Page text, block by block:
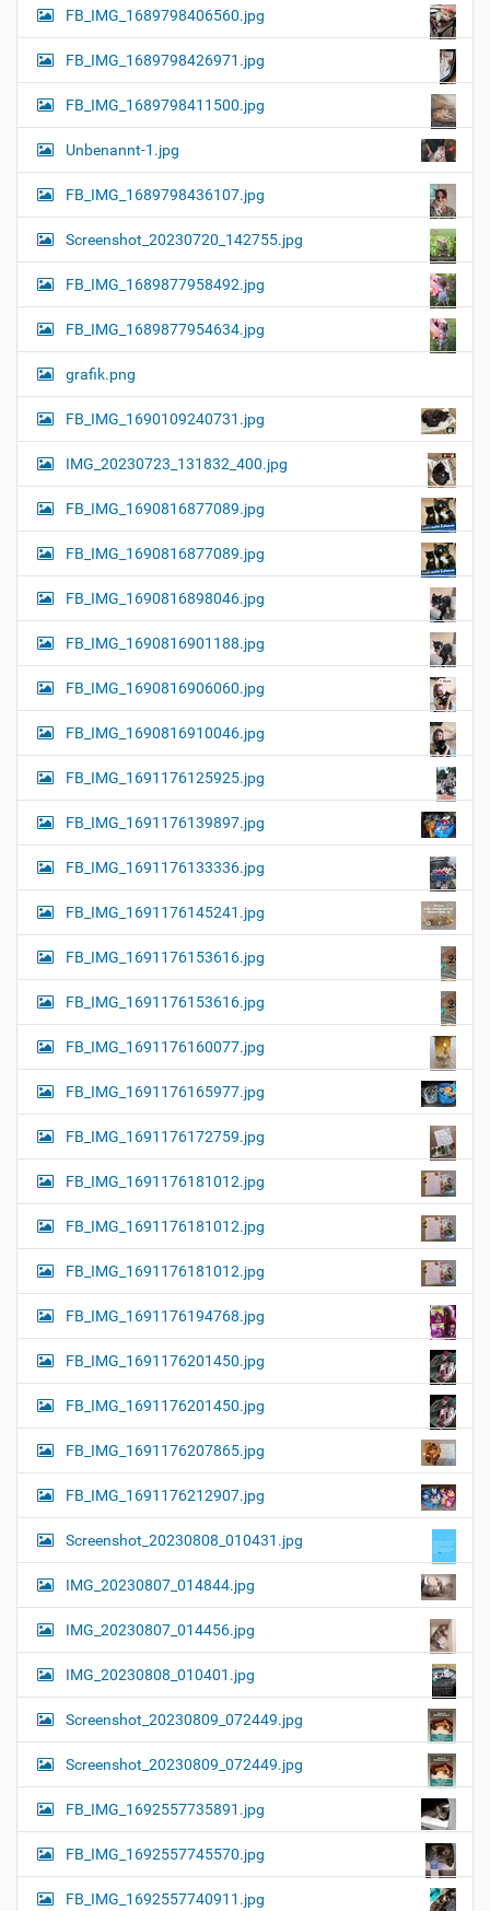
FB_IMG_1689798406560.jpg
FB_IMG_1689798426971.jpg
FB_IMG_1689798411500.jpg
Unbenannt-1.jpg
FB_IMG_1689798436107.jpg
Screenshot_20230720_142755.jpg
FB_IMG_1689877958492.jpg
FB_IMG_1689877954634.jpg
grafik.png
FB_IMG_1690109240731.jpg
IMG_20230723_131832_400.jpg
FB_IMG_1690816877089.jpg
FB_IMG_1690816877089.jpg
FB_IMG_1690816898046.jpg
FB_IMG_1690816901188.jpg
FB_IMG_1690816906060.jpg
FB_IMG_1690816910046.jpg
FB_IMG_1691176125925.jpg
FB_IMG_1691176139897.jpg
FB_IMG_1691176133336.jpg
FB_IMG_1691176145241.jpg
FB_IMG_1691176153616.jpg
FB_IMG_1691176153616.jpg
FB_IMG_1691176160077.jpg
FB_IMG_1691176165977.jpg
FB_IMG_1691176172759.jpg
FB_IMG_1691176181012.jpg
FB_IMG_1691176181012.jpg
FB_IMG_1691176181012.jpg
FB_IMG_1691176194768.jpg
FB_IMG_1691176201450.jpg
FB_IMG_1691176201450.jpg
FB_IMG_1691176207865.jpg
FB_IMG_1691176212907.jpg
Screenshot_20230808_010431.jpg
IMG_20230807_014844.jpg
IMG_20230807_014456.jpg
IMG_20230808_010401.jpg
Screenshot_20230809_072449.jpg
Screenshot_20230809_072449.jpg
FB_IMG_1692557735891.jpg
FB_IMG_1692557745570.jpg
FB_IMG_1692557740911.jpg